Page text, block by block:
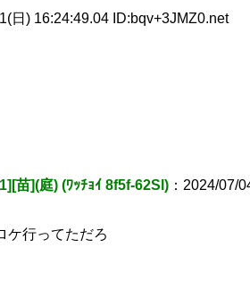
日) 16:24:49.04 ID:bqv+3JMZ0.net
苗](庭) (ﾜｯﾁｮｲ 8f5f-62Sl) ：2024/07/
ケ行ってただろ